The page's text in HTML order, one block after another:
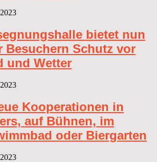
bietet nun
Besuchern Schutz vor
und Wetter
Kooperationen in
auf Bühnen, im
oder Biergarten